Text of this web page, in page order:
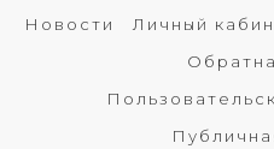
Новости Личный